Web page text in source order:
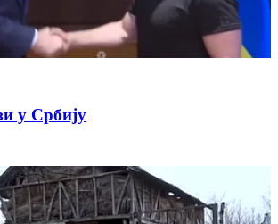
у Србију